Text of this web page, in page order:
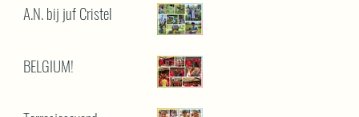
A.N. bij juf Cristel
BELGIUM!